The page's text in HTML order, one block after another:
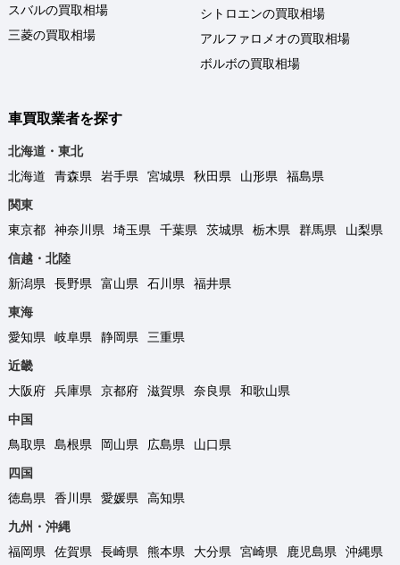
スバルの買取相場
三菱の買取相場
シトロエンの買取相場
アルファロメオの買取相場
ボルボの買取相場
車買取業者を探す
北海道・東北
北海道
青森県 岩手県 宮城県 秋田県 山形県
福島県
関東
東京都
神奈川県 埼玉県 千葉県 茨城県 栃木県 群馬県
山梨県
信越・北陸
新潟県
長野県 富山県 石川県
福井県
東海
愛知県
岐阜県 静岡県
三重県
近畿
大阪府
兵庫県 京都府 滋賀県 奈良県
和歌山県
中国
鳥取県
島根県 岡山県 広島県
山口県
四国
徳島県
香川県 愛媛県
高知県
九州・沖縄
福岡県
佐賀県 長崎県 熊本県 大分県 宮崎県 鹿児島県 沖縄県